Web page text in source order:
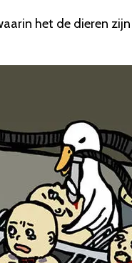
het de dieren